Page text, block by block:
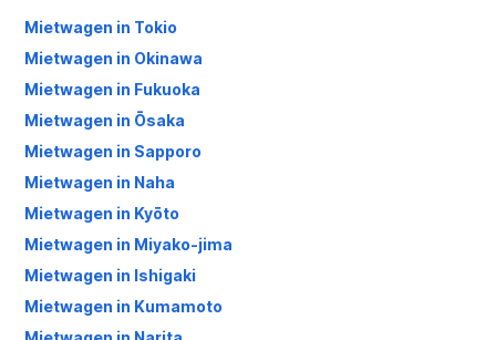
Mietwagen in Tokio
Mietwagen in Okinawa
Mietwagen in Fukuoka
Mietwagen in Ōsaka
Mietwagen in Sapporo
Mietwagen in Naha
Mietwagen in Kyōto
Mietwagen in Miyako-jima
Mietwagen in Ishigaki
Mietwagen in Kumamoto